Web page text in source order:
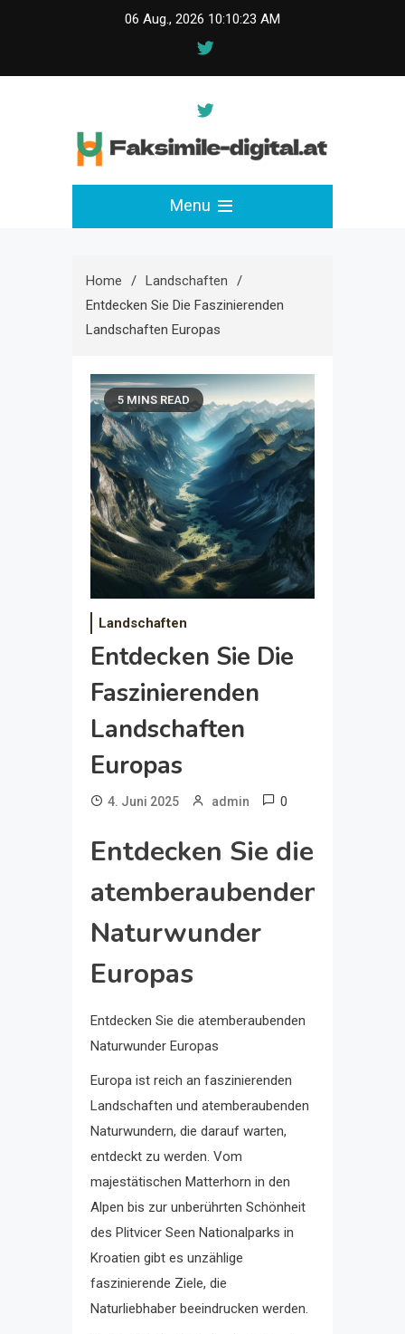
06 Aug., 2026 10:10:23 AM
faksimile-digital.at
Menu
Home
Landschaften
Entdecken Sie Die Faszinierenden
Landschaften Europas
5 MINS READ
Landschaften
Entdecken Sie Die
Faszinierenden
Landschaften
Europas
4. Juni 2025 admin 0
Entdecken Sie die
atemberaubenden
Naturwunder
Europas
Entdecken Sie die atemberaubenden
Naturwunder Europas
Europa ist reich an faszinierenden
Landschaften und atemberaubenden
Naturwundern, die darauf warten,
entdeckt zu werden. Vom
majestätischen Matterhorn in den
Alpen bis zur unberührten Schönheit
des Plitvicer Seen Nationalparks in
Kroatien gibt es unzählige
faszinierende Ziele, die
Naturliebhaber beeindrucken werden.